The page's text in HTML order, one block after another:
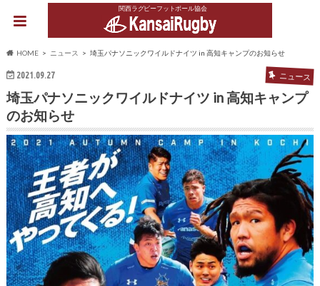
関西ラグビーフットボール協会
HOME ニュース 埼玉パナソニックワイルドナイツ in 高知キャンプのお知らせ
2021.09.27 ニュース
埼玉パナソニックワイルドナイツ in 高知キャンプ
のお知らせ